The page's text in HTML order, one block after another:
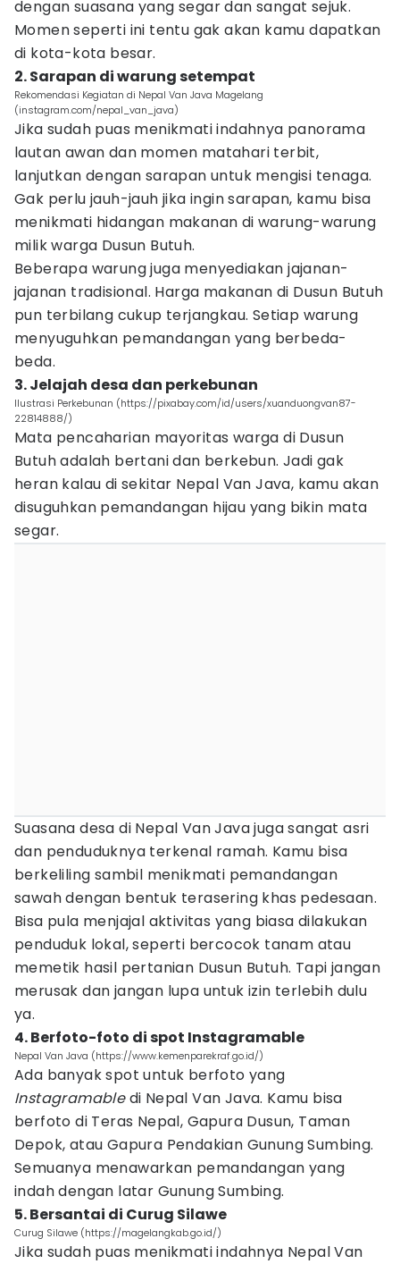
dengan suasana yang segar dan sangat sejuk.
Momen seperti ini tentu gak akan kamu dapatkan
di kota-kota besar.
2. Sarapan di warung setempat
Rekomendasi Kegiatan di Nepal Van Java Magelang
(instagram.com/nepal_van_java)
Jika sudah puas menikmati indahnya panorama
lautan awan dan momen matahari terbit,
lanjutkan dengan sarapan untuk mengisi tenaga.
Gak perlu jauh-jauh jika ingin sarapan, kamu bisa
menikmati hidangan makanan di warung-warung
milik warga Dusun Butuh.
Beberapa warung juga menyediakan jajanan-
jajanan tradisional. Harga makanan di Dusun Butuh
pun terbilang cukup terjangkau. Setiap warung
menyuguhkan pemandangan yang berbeda-
beda.
3. Jelajah desa dan perkebunan
Ilustrasi Perkebunan (https://pixabay.com/id/users/xuanduongvan87-
22814888/)
Mata pencaharian mayoritas warga di Dusun
Butuh adalah bertani dan berkebun. Jadi gak
heran kalau di sekitar Nepal Van Java, kamu akan
disuguhkan pemandangan hijau yang bikin mata
segar.
Suasana desa di Nepal Van Java juga sangat asri
dan penduduknya terkenal ramah. Kamu bisa
berkeliling sambil menikmati pemandangan
sawah dengan bentuk terasering khas pedesaan.
Bisa pula menjajal aktivitas yang biasa dilakukan
penduduk lokal, seperti bercocok tanam atau
memetik hasil pertanian Dusun Butuh. Tapi jangan
merusak dan jangan lupa untuk izin terlebih dulu
ya.
4. Berfoto-foto di spot Instagramable
Nepal Van Java (https://www.kemenparekraf.go.id/)
Ada banyak spot untuk berfoto yang
Instagramabledi Nepal Van Java. Kamu bisa
berfoto di Teras Nepal, Gapura Dusun, Taman
Depok, atau Gapura Pendakian Gunung Sumbing.
Semuanya menawarkan pemandangan yang
indah dengan latar Gunung Sumbing.
5. Bersantai di Curug Silawe
Curug Silawe (https://magelangkab.go.id/)
Jika sudah puas menikmati indahnya Nepal Van